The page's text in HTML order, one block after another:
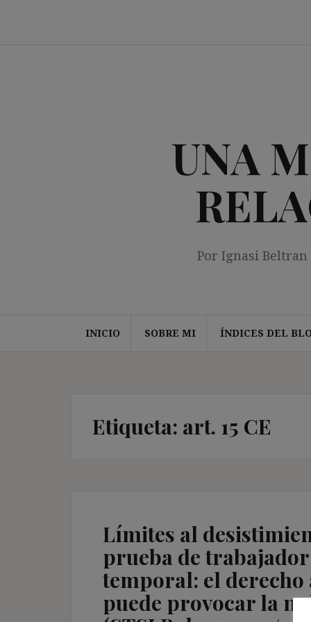
UNA
Por Ignasi Beltran
INICIO SOBRE MI ÍNDICES DEL
Etiqueta: art. 15 CE
Límites al
prueba de
temporal: el
puede provocar la